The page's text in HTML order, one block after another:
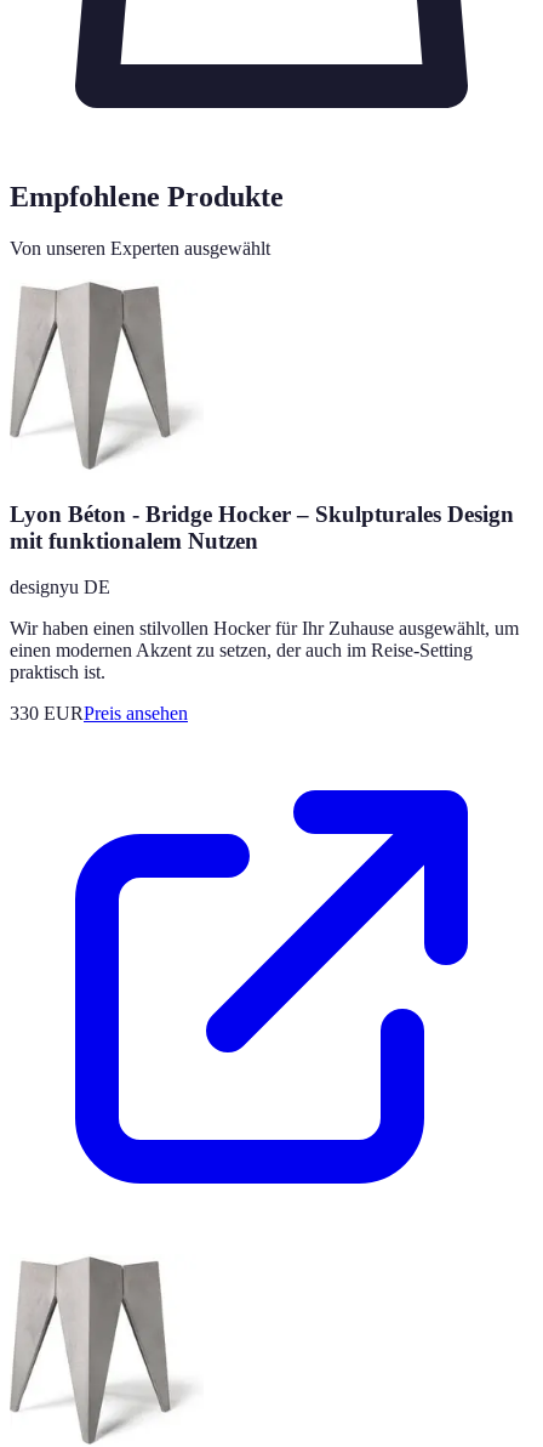
Empfohlene Produkte
Von unseren Experten ausgewählt
Lyon Béton - Bridge Hocker – Skulpturales Design
mit funktionalem Nutzen
designyu DE
Wir haben einen stilvollen Hocker für Ihr Zuhause ausgewählt, um
einen modernen Akzent zu setzen, der auch im Reise-Setting
praktisch ist.
330 EURPreis ansehen